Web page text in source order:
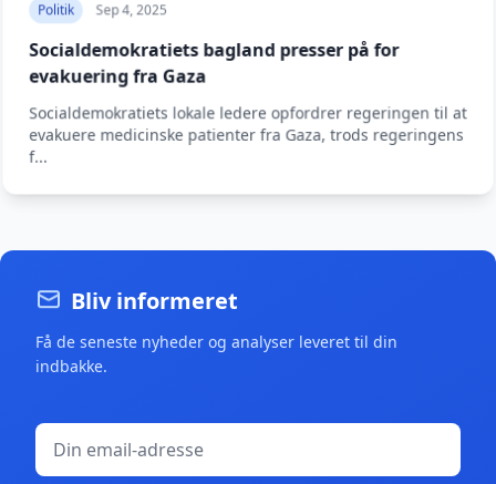
Politik Sep 4, 2025
Socialdemokratiets bagland presser på for
evakuering fra Gaza
Socialdemokratiets lokale ledere opfordrer regeringen til at
evakuere medicinske patienter fra Gaza, trods regeringens
f...
Bliv informeret
Få de seneste nyheder og analyser leveret til din
indbakke.